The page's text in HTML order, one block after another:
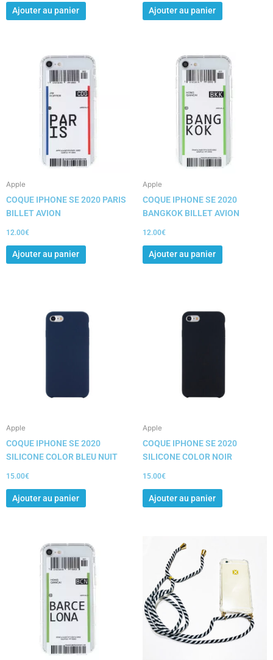
Ajouter au panier Ajouter au panier
Apple
COQUE IPHONE SE 2020 PARIS
BILLET AVION
12.00€
Ajouter au panier
Apple
COQUE IPHONE SE 2020
BANGKOK BILLET AVION
12.00€
Ajouter au panier
Apple
COQUE IPHONE SE 2020
SILICONE COLOR BLEU NUIT
15.00€
Ajouter au panier
Apple
COQUE IPHONE SE 2020
SILICONE COLOR NOIR
15.00€
Ajouter au panier